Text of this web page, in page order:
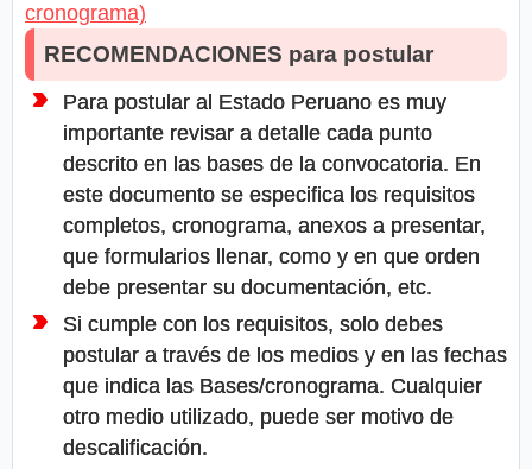
cronograma)
RECOMENDACIONES para postular
Para postular al Estado Peruano es muy
importante revisar a detalle cada punto
descrito en las bases de la convocatoria. En
este documento se especifica los requisitos
completos, cronograma, anexos a presentar,
que formularios llenar, como y en que orden
debe presentar su documentación, etc.
Si cumple con los requisitos, solo debes
postular a través de los medios y en las fechas
que indica las Bases/cronograma. Cualquier
otro medio utilizado, puede ser motivo de
descalificación.